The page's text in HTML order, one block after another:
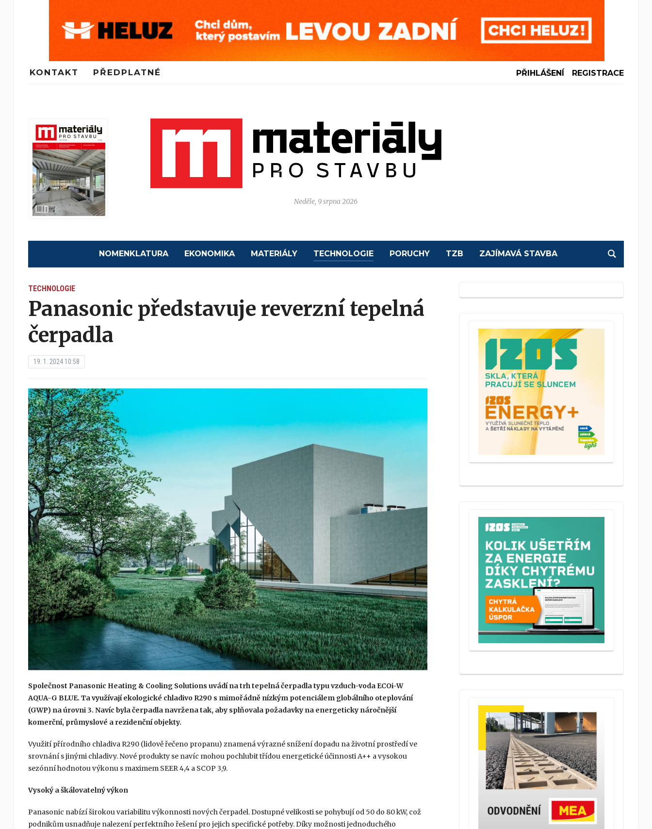
KONTAKT PŘEDPLATNÉ PŘIHLÁŠENÍ REGISTRACE
Neděle, 9 srpna 2026
NOMENKLATURA EKONOMIKA MATERIÁLY TECHNOLOGIE PORUCHY TZB ZAJÍMAVÁ STAVBA
TECHNOLOGIE
Panasonic představuje reverzní tepelná
čerpadla
19. 1. 2024 10:58
Společnost Panasonic Heating & Cooling Solutions uvádí na trh tepelná čerpadla typu vzduch-voda ECOi-W
AQUA-G BLUE. Ta využívají ekologické chladivo R290 s mimořádně nízkým potenciálem globálního oteplování
(GWP) na úrovni 3. Navíc byla čerpadla navržena tak, aby splňovala požadavky na energeticky náročnější
komerční, průmyslové a rezidenční objekty.
Využití přírodního chladiva R290 (lidově řečeno propanu) znamená výrazné snížení dopadu na životní prostředí ve
srovnání s jinými chladivy. Nové produkty se navíc mohou pochlubit třídou energetické účinnosti A++ a vysokou
sezónní hodnotou výkonu s maximem SEER 4,4 a SCOP 3,9.
Vysoký a škálovatelný výkon
Panasonic nabízí širokou variabilitu výkonnosti nových čerpadel. Dostupné velikosti se pohybují od 50 do 80 kW, což
podnikům usnadňuje nalezení perfektního řešení pro jejich specifické potřeby. Díky možnosti jednoduchého